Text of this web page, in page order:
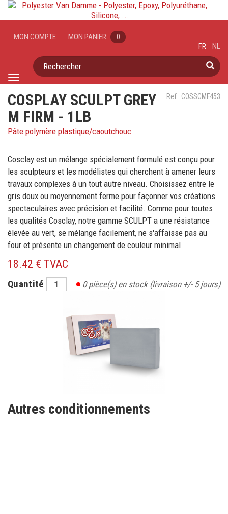
Toggle
MON COMPTE MON PANIER 0
Rechercher
FR NL
Ref : COSSCMF453
COSPLAY SCULPT GREY
M FIRM - 1LB
Pâte polymère plastique/caoutchouc
Cosclay est un mélange spécialement formulé est conçu pour
les sculpteurs et les modélistes qui cherchent à amener leurs
travaux complexes à un tout autre niveau. Choisissez entre le
gris doux ou moyennement ferme pour façonner vos créations
spectaculaires avec précision et facilité. Comme pour toutes
les qualités Cosclay, notre gamme SCULPT a une résistance
élevée au vert, se mélange facilement, ne s'affaisse pas au
four et présente un changement de couleur minimal
18.42 € TVAC
Quantité 0pièce(s) en stock (livraison +/- 5 jours)
Autres conditionnements